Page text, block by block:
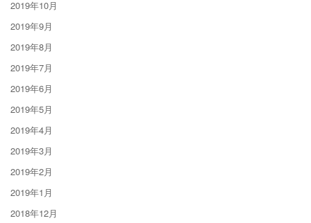
2019年10月
2019年9月
2019年8月
2019年7月
2019年6月
2019年5月
2019年4月
2019年3月
2019年2月
2019年1月
2018年12月